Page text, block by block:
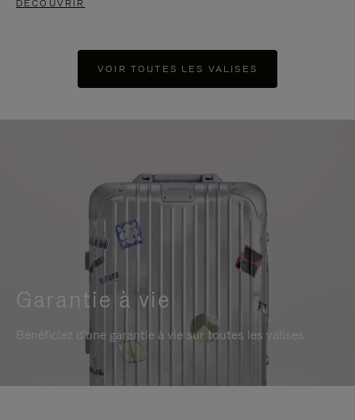
DÉCOUVRIR
VOIR TOUTES LES VALISES
Garantie à vie
Bénéficiez d'une garantie à vie sur toutes les valises